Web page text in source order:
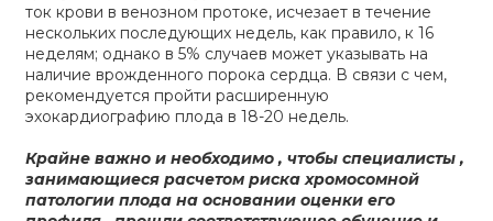
ток крови в венозном протоке, исчезает в течение
нескольких последующих недель, как правило, к 16
неделям; однако в 5% случаев может указывать на
наличие врожденного порока сердца. В связи с чем,
рекомендуется пройти расширенную
эхокардиографию плода в 18-20 недель.
Крайне важно и необходимо , чтобы специалисты ,
занимающиеся расчетом риска хромосомной
патологии плода на основании оценки его